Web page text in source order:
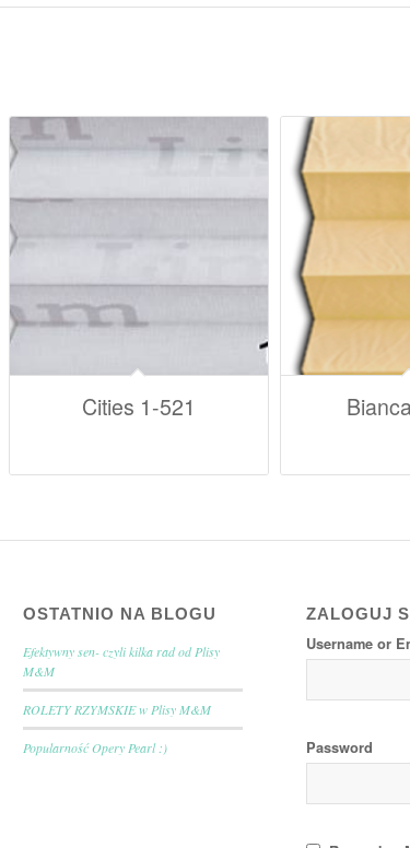
Cities 1-521
OSTATNIO NA BLOGU
Efektywny sen- czyli kilka rad od Plisy
M&M
ROLETY RZYMSKIE w Plisy M&M
Popularność Opery Pearl :)
ZALOGUJ
Username or
Password